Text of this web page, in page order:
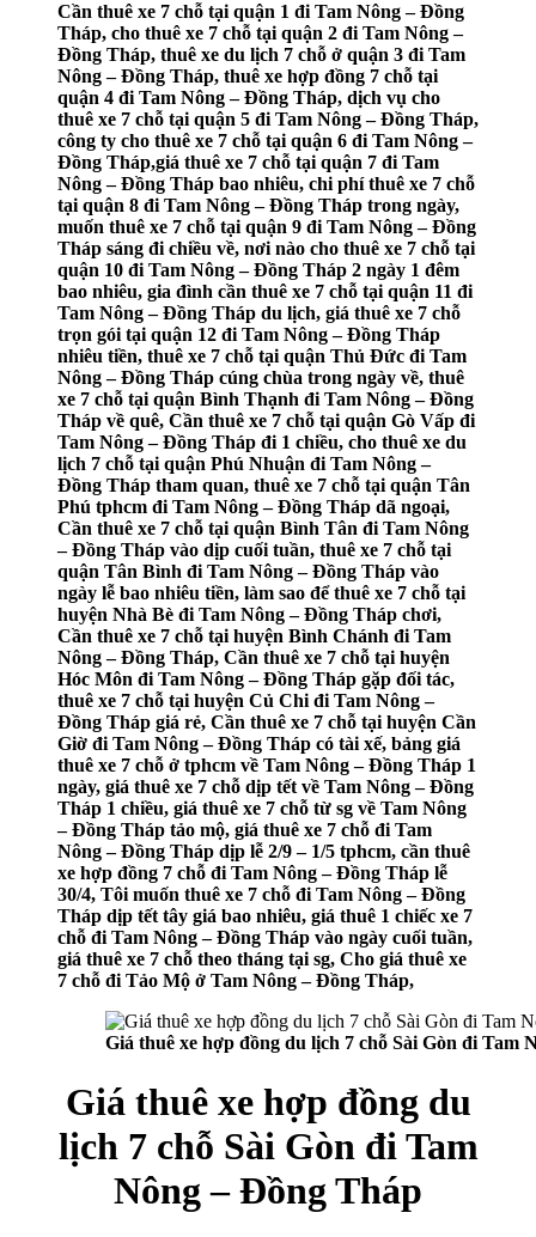
Cần thuê xe 7 chỗ tại quận 1 đi Tam Nông – Đồng
Tháp, cho thuê xe 7 chỗ tại quận 2 đi Tam Nông –
Đồng Tháp, thuê xe du lịch 7 chỗ ở quận 3 đi Tam
Nông – Đồng Tháp, thuê xe hợp đồng 7 chỗ tại
quận 4 đi Tam Nông – Đồng Tháp, dịch vụ cho
thuê xe 7 chỗ tại quận 5 đi Tam Nông – Đồng Tháp,
công ty cho thuê xe 7 chỗ tại quận 6 đi Tam Nông –
Đồng Tháp,giá thuê xe 7 chỗ tại quận 7 đi Tam
Nông – Đồng Tháp bao nhiêu, chi phí thuê xe 7 chỗ
tại quận 8 đi Tam Nông – Đồng Tháp trong ngày,
muốn thuê xe 7 chỗ tại quận 9 đi Tam Nông – Đồng
Tháp sáng đi chiều về, nơi nào cho thuê xe 7 chỗ tại
quận 10 đi Tam Nông – Đồng Tháp 2 ngày 1 đêm
bao nhiêu, gia đình cần thuê xe 7 chỗ tại quận 11 đi
Tam Nông – Đồng Tháp du lịch, giá thuê xe 7 chỗ
trọn gói tại quận 12 đi Tam Nông – Đồng Tháp
nhiêu tiền, thuê xe 7 chỗ tại quận Thủ Đức đi Tam
Nông – Đồng Tháp cúng chùa trong ngày về, thuê
xe 7 chỗ tại quận Bình Thạnh đi Tam Nông – Đồng
Tháp về quê, Cần thuê xe 7 chỗ tại quận Gò Vấp đi
Tam Nông – Đồng Tháp đi 1 chiều, cho thuê xe du
lịch 7 chỗ tại quận Phú Nhuận đi Tam Nông –
Đồng Tháp tham quan, thuê xe 7 chỗ tại quận Tân
Phú tphcm đi Tam Nông – Đồng Tháp dã ngoại,
Cần thuê xe 7 chỗ tại quận Bình Tân đi Tam Nông
– Đồng Tháp vào dịp cuối tuần, thuê xe 7 chỗ tại
quận Tân Bình đi Tam Nông – Đồng Tháp vào
ngày lễ bao nhiêu tiền, làm sao để thuê xe 7 chỗ tại
huyện Nhà Bè đi Tam Nông – Đồng Tháp chơi,
Cần thuê xe 7 chỗ tại huyện Bình Chánh đi Tam
Nông – Đồng Tháp, Cần thuê xe 7 chỗ tại huyện
Hóc Môn đi Tam Nông – Đồng Tháp gặp đối tác,
thuê xe 7 chỗ tại huyện Củ Chi đi Tam Nông –
Đồng Tháp giá rẻ, Cần thuê xe 7 chỗ tại huyện Cần
Giờ đi Tam Nông – Đồng Tháp có tài xế, bảng giá
thuê xe 7 chỗ ở tphcm về Tam Nông – Đồng Tháp 1
ngày, giá thuê xe 7 chỗ dịp tết về Tam Nông – Đồng
Tháp 1 chiều, giá thuê xe 7 chỗ từ sg về Tam Nông
– Đồng Tháp tảo mộ, giá thuê xe 7 chỗ đi Tam
Nông – Đồng Tháp dịp lễ 2/9 – 1/5 tphcm, cần thuê
xe hợp đồng 7 chỗ đi Tam Nông – Đồng Tháp lễ
30/4, Tôi muốn thuê xe 7 chỗ đi Tam Nông – Đồng
Tháp dịp tết tây giá bao nhiêu, giá thuê 1 chiếc xe 7
chỗ đi Tam Nông – Đồng Tháp vào ngày cuối tuần,
giá thuê xe 7 chỗ theo tháng tại sg, Cho giá thuê xe
7 chỗ đi Tảo Mộ ở Tam Nông – Đồng Tháp,
Giá thuê xe hợp đồng du lịch 7 chỗ Sài Gòn đi Tam
Giá thuê xe hợp đồng du
lịch 7 chỗ Sài Gòn đi Tam
Nông – Đồng Tháp